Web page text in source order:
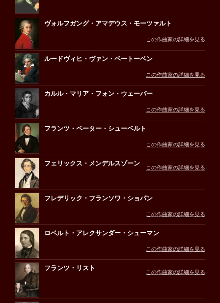
ヴォルフガング・アマデウス・モーツァルト
この作曲家の詳細を見る
ルードヴィヒ・ヴァン・ベートーベン
この作曲家の詳細を見る
カルル・マリア・フォン・ウェーバー
この作曲家の詳細を見る
フランツ・ペーター・シューベルト
この作曲家の詳細を見る
フェリックス・メンデルスゾーン
この作曲家の詳細を見る
フレデリック・フランソワ・ショパン
この作曲家の詳細を見る
ロベルト・アレクサンダー・シューマン
この作曲家の詳細を見る
フランツ・リスト
この作曲家の詳細を見る